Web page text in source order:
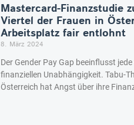
Mastercard-Finanzstudie
Viertel der Frauen in
Arbeitsplatz fair entlohnt
8. März 2024
Der Gender Pay Gap beeinflusst
finanziellen Unabhängigkeit. Tabu-
Österreich hat Angst über ihre